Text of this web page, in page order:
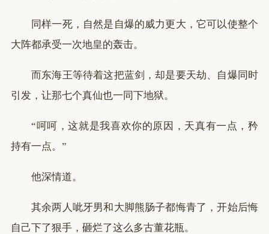
同样一死，自然是自爆的威力更大，它可以使整个
大阵都承受一次地皇的轰击。
而东海王等待着这把蓝剑，却是要天劫、自爆同时
引发，让那七个真仙也一同下地狱。
“呵呵，这就是我喜欢你的原因，天真有一点，矜
持有一点。”
他深情道。
其余两人呲牙男和大脚熊肠子都悔青了，开始后悔
自己下了狠手，砸烂了这么多古董花瓶。